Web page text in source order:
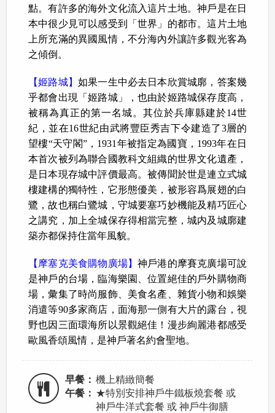
點。有許多的海外文化流入這片土地。神戶是在日
本中很少見可以感受到「世界」的都市。這片土地
上所充滿的異國風情，不分海內外讓許多觀光客為
之傾倒。
【姬路城】 如果一生中必去日本欣賞城廓，答案幾
乎都會出現「姬路城」，也由於姬路城保存度高，
被稱為真正的第一名城。其位於兵庫縣建於14世
紀，並在16世紀由武將豐臣秀吉下令建造了3層的
望樓“天守閣”，1931年被指定為國寶，1993年在日
本首次被列為聯合國教科文組織的世界文化遺產，
是日本現存城中評價最高。被傳聞於世是連立式城
樓建構的獨特性，它形態優美，被形容爲展翅的白
鷺，故也稱白鷺城，守城要塞巧妙機能及精巧匠心
之講究，加上全城保存得相當完整，城内及城廓建
築亦都保持住當年風貌。
【摩塞克美食購物廣場】神戶港的摩賽克廣場可說
是神戶的台場，臨海樂園、位置絕佳的戶外購物商
場，彙集了時尚服飾、美食名產、雜貨小物和娛樂
消遣等90多家商店，面海那一側有大片的露台，視
野也因三面環海所以景觀絕佳！漫步絢麗港都感受
歐風香頌風情，是神戶著名約會聖地。
早餐： 機上精緻簡餐
午餐： ★特別安排神戶牛鐵板燒套餐 或
神戶牛洋式套餐 或 神戶牛御膳